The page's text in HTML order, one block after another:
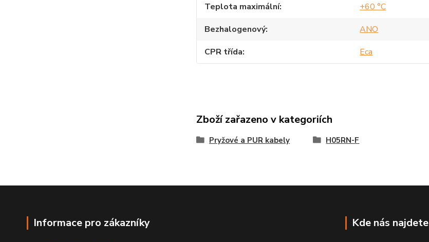
Teplota maximální
+60 °C
Bezhalogenový
ANO
CPR třída
Eca
Zboží zařazeno v kategoriích
Pryžové a PUR kabely H05RN-F
Informace pro zákazníky Kde nás najdete